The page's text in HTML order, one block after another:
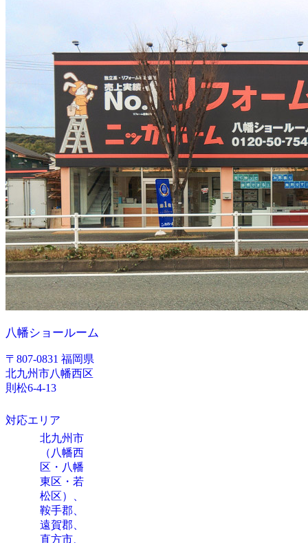
八幡ショールーム
〒807-0831 福岡県
北九州市八幡西区
則松6-4-13
対応エリア
北九州市
（八幡西
区・八幡
東区・若
松区）、
鞍手郡、
遠賀郡、
直方市、